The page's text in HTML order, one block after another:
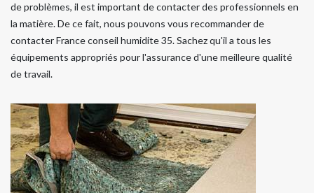
de problèmes, il est important de contacter des professionnels en
la matière. De ce fait, nous pouvons vous recommander de
contacter France conseil humidite 35. Sachez qu'il a tous les
équipements appropriés pour l'assurance d'une meilleure qualité
de travail.